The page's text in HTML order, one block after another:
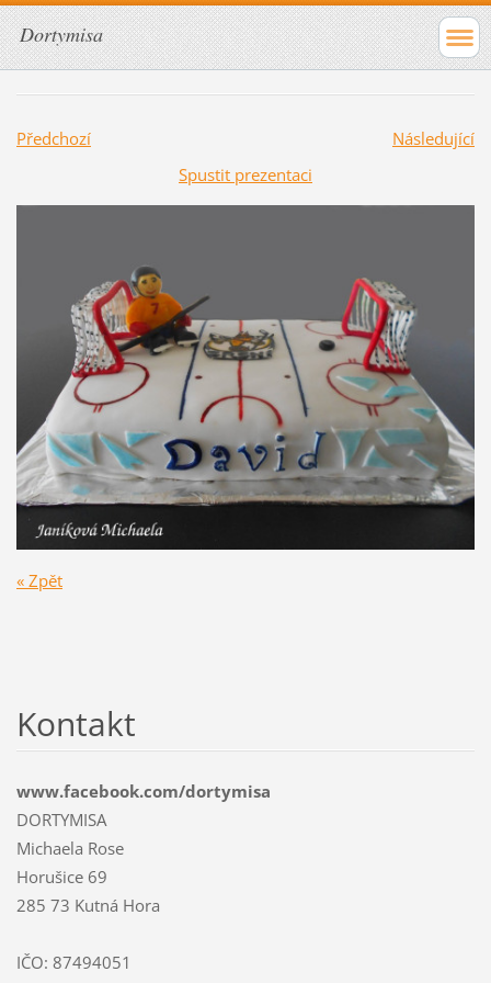
Dortymisa
Předchozí
Následující
Spustit prezentaci
« Zpět
Kontakt
www.facebook.com/dortymisa
DORTYMISA
Michaela Rose
Horušice 69
285 73 Kutná Hora
IČO: 87494051